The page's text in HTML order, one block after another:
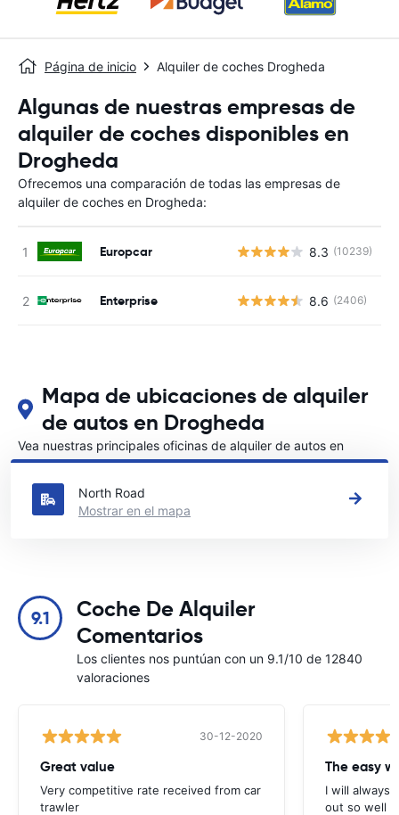
Página de inicio Alquiler de coches Drogheda
Algunas de nuestras empresas de
alquiler de coches disponibles en
Drogheda
Ofrecemos una comparación de todas las empresas de
alquiler de coches en Drogheda:
Europcar 8.3 (10239)
Enterprise 8.6 (2406)
Mapa de ubicaciones de alquiler
de autos en Drogheda
Vea nuestras principales oficinas de alquiler de autos en
Drogheda
North Road
Mostrar en el mapa
9.1
Coche De Alquiler
Comentarios
Los clientes nos puntúan con un 9.1/10 de 12840
valoraciones
30-12-2020
Great value
Very competitive rate received from car
trawler
I will always
out so well